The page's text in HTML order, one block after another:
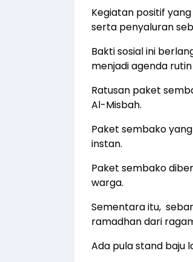
Kegiatan positif
serta penyaluran
Bakti sosial ini
menjadi agenda
Ratusan paket
Al-Misbah.
Paket sembako
instan.
Paket sembako
warga.
Sementara itu,
ramadhan dari
Ada pula stand baju